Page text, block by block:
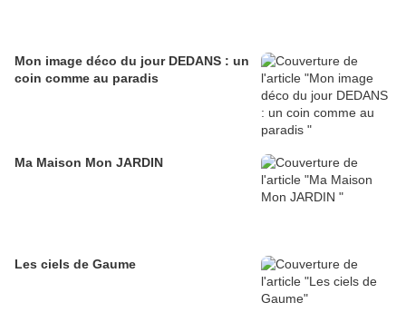
Mon image déco du jour DEDANS : un
coin comme au paradis
Ma Maison Mon JARDIN
Les ciels de Gaume